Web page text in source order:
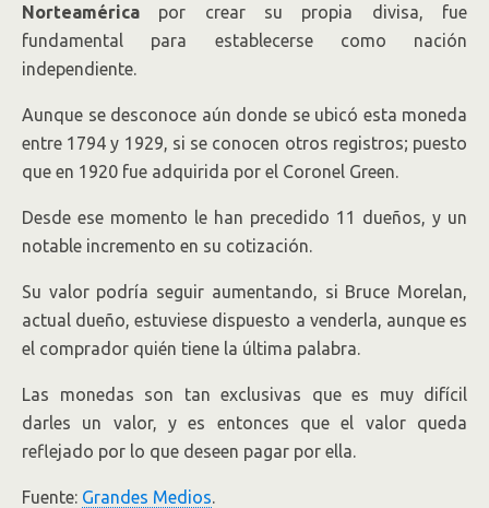
Norteamérica por crear su propia divisa, fue
fundamental para establecerse como nación
independiente.
Aunque se desconoce aún donde se ubicó esta moneda
entre 1794 y 1929, si se conocen otros registros; puesto
que en 1920 fue adquirida por el Coronel Green.
Desde ese momento le han precedido 11 dueños, y un
notable incremento en su cotización.
Su valor podría seguir aumentando, si Bruce Morelan,
actual dueño, estuviese dispuesto a venderla, aunque es
el comprador quién tiene la última palabra.
Las monedas son tan exclusivas que es muy difícil
darles un valor, y es entonces que el valor queda
reflejado por lo que deseen pagar por ella.
Fuente: Grandes Medios.